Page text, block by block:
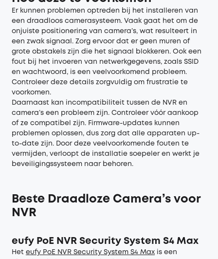
Er kunnen problemen optreden bij het installeren van
een draadloos camerasysteem. Vaak gaat het om de
onjuiste positionering van camera’s, wat resulteert in
een zwak signaal. Zorg ervoor dat er geen muren of
grote obstakels zijn die het signaal blokkeren. Ook een
fout bij het invoeren van netwerkgegevens, zoals SSID
en wachtwoord, is een veelvoorkomend probleem.
Controleer deze details zorgvuldig om frustratie te
voorkomen.
Daarnaast kan incompatibiliteit tussen de NVR en
camera’s een probleem zijn. Controleer vóór aankoop
of ze compatibel zijn. Firmware-updates kunnen
problemen oplossen, dus zorg dat alle apparaten up-
to-date zijn. Door deze veelvoorkomende fouten te
vermijden, verloopt de installatie soepeler en werkt je
beveiligingssysteem naar behoren.
Beste Draadloze Camera’s voor
NVR
eufy PoE NVR Security System S4 Max
Het eufy PoE NVR Security System S4 Max is een